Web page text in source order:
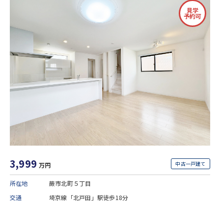
見学
予約可
3,999 万円 中古一戸建て
所在地
蕨市北町５丁目
交通
埼京線「北戸田」駅徒歩18分